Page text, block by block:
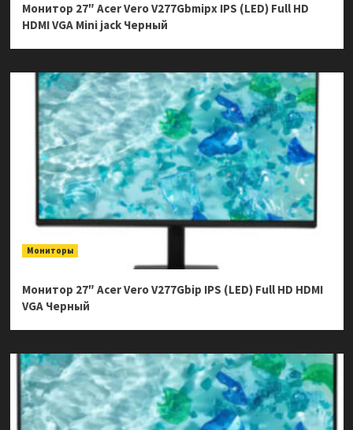
Монитор 27″ Acer Vero V277Gbmipx IPS (LED) Full HD
HDMI VGA Mini jack Черный
Мониторы
Монитор 27″ Acer Vero V277Gbip IPS (LED) Full HD HDMI
VGA Черный